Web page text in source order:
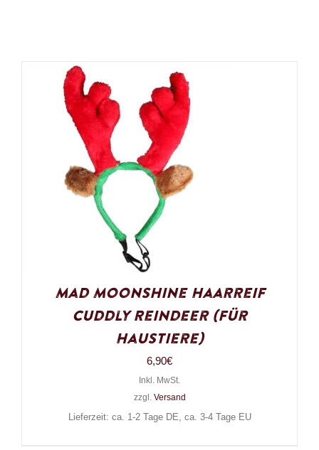
Mad Moonshine Haarreif
Cuddly Reindeer (für
Haustiere)
6,90€
Inkl. MwSt.
zzgl. Versand
Lieferzeit: ca. 1-2 Tage DE, ca. 3-4 Tage EU